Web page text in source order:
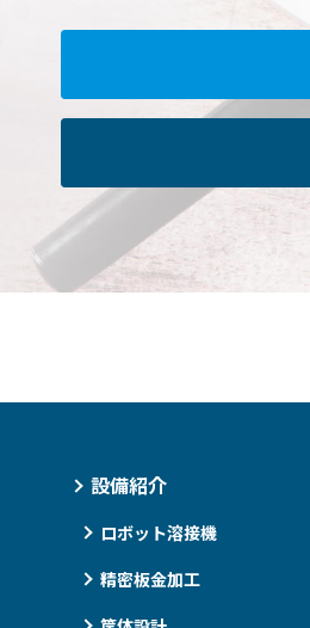
設備紹介
ロボット溶接機
精密板金加工